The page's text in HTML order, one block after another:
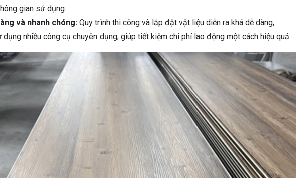
gian sử dụng.
và nhanh chóng: Quy trình thi công và lắp đặt vật liệu diễn ra khá dễ dàng,
dụng nhiều công cụ chuyên dụng, giúp tiết kiệm chi phí lao động một cách hiệu quả.